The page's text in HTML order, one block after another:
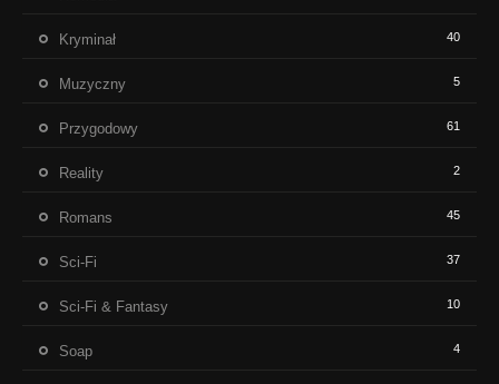
Kryminał 40
Muzyczny 5
Przygodowy 61
Reality 2
Romans 45
Sci-Fi 37
Sci-Fi & Fantasy 10
Soap 4